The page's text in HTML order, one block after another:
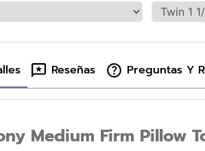
Reseñas Preguntas Y
Medium Firm Pillow